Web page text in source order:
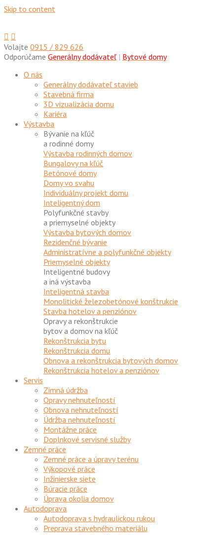
Skip to content
Volajte 0915 / 829 626
Odporúčame Generálny dodávateľ | Bytové domy
O nás
Generálny dodávateľ stavieb
Stavebná firma
3D vizualizácia domu
Kariéra
Výstavba
Bývanie na kľúč
a rodinné domy
Výstavba rodinných domov
Bungalovy na kľúč
Betónové domy
Domy vo svahu
Individuálny projekt domu
Inteligentný dom
Polyfunkčné stavby
a priemyselné objekty
Výstavba bytových domov
Rezidenčné bývanie
Administratívne a polyfunkčné objekty
Priemyselné objekty
Inteligentné budovy
a iná výstavba
Inteligentná stavba
Monolitické železobetónové konštrukcie
Stavba hotelov a penziónov
Opravy a rekonštrukcie
bytov a domov na kľúč
Rekonštrukcia bytu
Rekonštrukcia domu
Obnova a rekonštrukcia bytových domov
Rekonštrukcia hotelov a penziónov
Servis
Zimná údržba
Opravy nehnuteľností
Obnova nehnuteľností
Údržba nehnuteľností
Montážne práce
Doplnkové servisné služby
Zemné práce
Zemné práce a úpravy terénu
Výkopové práce
Inžinierske siete
Búracie práce
Úprava okolia domov
Autodoprava
Autodoprava s hydraulickou rukou
Preprava stavebného materiálu